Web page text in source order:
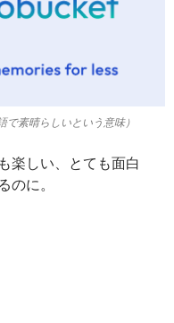
で素晴らしいという意味）
楽しい、とても面白
のに。